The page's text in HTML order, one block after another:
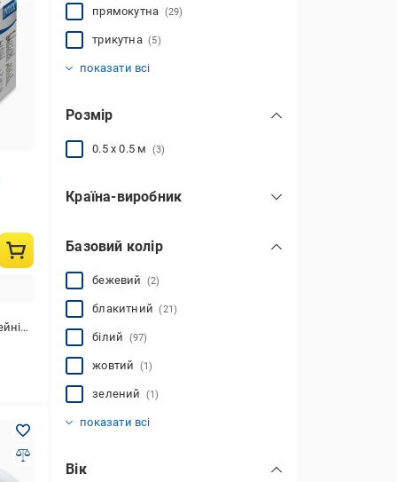
басейну
прямокутна (29)
трикутна(5)
показати всі
Розмір
0.5 x 0.5 м (3)
Країна-виробник
Україна(9)
Базовий колір
бежевий (2)
блакитний(21)
білий (97)
жовтий (1)
зелений (1)
показати всі
Вік